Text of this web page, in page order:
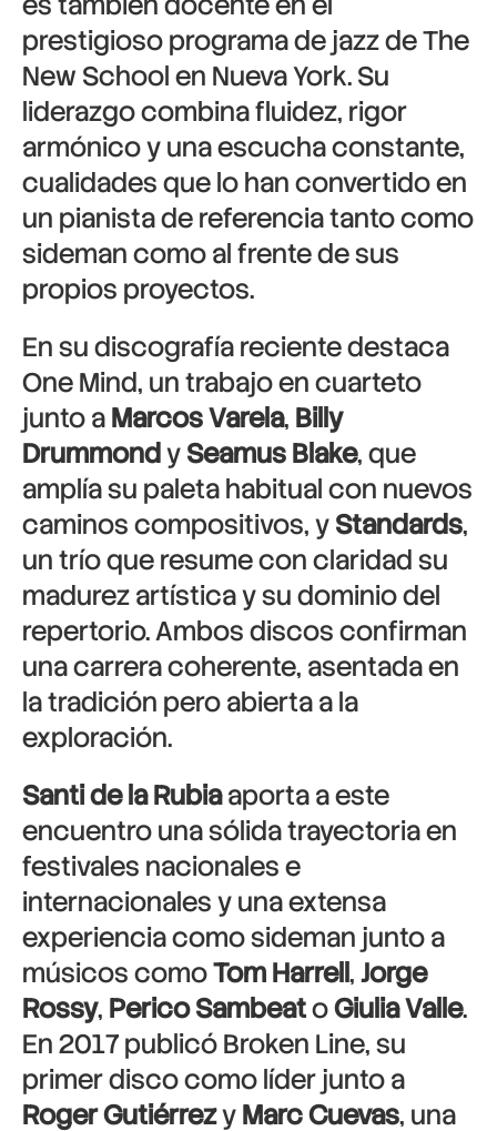
prestigioso programa de jazz de The
New School en Nueva York. Su
liderazgo combina fluidez, rigor
armónico y una escucha constante,
cualidades que lo han convertido en
un pianista de referencia tanto como
sideman como al frente de sus
propios proyectos.
En su discografía reciente destaca
One Mind, un trabajo en cuarteto
junto aMarcos Varela, Billy
DrummondySeamus Blake, que
amplía su paleta habitual con nuevos
caminos compositivos, yStandards,
un trío que resume con claridad su
madurez artística y su dominio del
repertorio. Ambos discos confirman
una carrera coherente, asentada en
la tradición pero abierta a la
exploración.
Santi de la Rubiaaporta a este
encuentro una sólida trayectoria en
festivales nacionales e
internacionales y una extensa
experiencia como sideman junto a
músicos comoTom Harrell,Jorge
Rossy, Perico SambeatoGiulia Valle.
En 2017 publicó Broken Line, su
primer disco como líder junto a
Roger GutiérrezyMarc Cuevas, una